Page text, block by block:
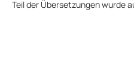
Teil der Übersetzungen wurde